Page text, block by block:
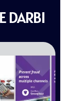
DARBI